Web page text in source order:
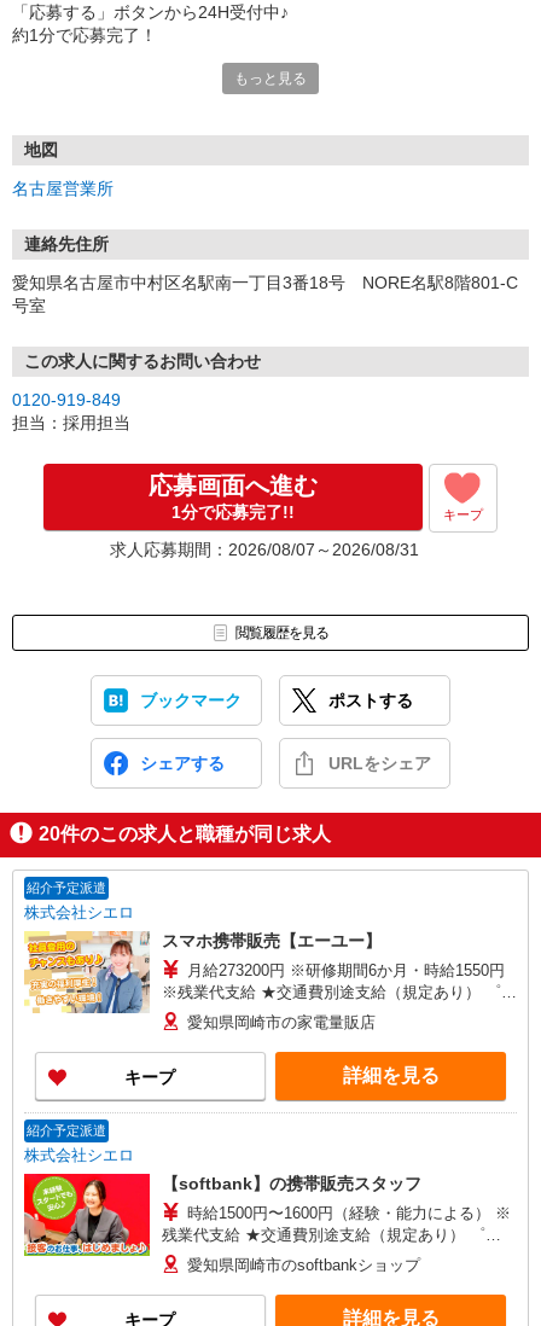
「応募する」ボタンから24H受付中♪
約1分で応募完了！
①応募から3営業日を目安に、メールorお電話でご連絡します。
★スマホでWEB面接（LINEなど）・出張面接・事務所面接と選べま
す
③面接実施（履歴書不要）
④勤務開始（スタート日は応相談）
お気軽にご応募ください♪
もっと見る
地図
名古屋営業所
連絡先住所
愛知県名古屋市中村区名駅南一丁目3番18号 NORE名駅8階801-C
号室
この求人に関するお問い合わせ
0120-919-849
担当：採用担当
応募画面へ進む
1分で応募完了!! キープ
求人応募期間：2026/08/07～2026/08/31
閲覧履歴を見る
ブックマーク ポストする
シェアする URLをシェア
20件のこの求人と職種が同じ求人
紹介予定派遣
株式会社シエロ
スマホ携帯販売【エーユー】
月給273200円 ※研修期間6か月・時給1550円
※残業代支給 ★交通費別途支給（規定あり） ゜
+゜・。○。・゜+゜・。○。・゜+゜ 入社祝い金10
万円支給(規定有) お友達を紹介頂くと, インセンテ
ィブ支給(規定有) ゜・。○。・゜+゜・。○。・゜
+゜
愛知県岡崎市の家電量販店
キープ 詳細を見る
紹介予定派遣
株式会社シエロ
【softbank】の携帯販売スタッフ
時給1500円〜1600円（経験・能力による） ※
残業代支給 ★交通費別途支給（規定あり） ゜
+゜・。○。・゜+゜・。○。・゜+゜ 入社祝い金10
万円支給(規定有) お友達を紹介頂くと, インセンテ
ィブ支給(規定有) ★月2回払い・週払い可能（規程
有）★ ゜・。○。・゜+゜・。○。・゜+゜
愛知県岡崎市のsoftbankショップ
キープ 詳細を見る